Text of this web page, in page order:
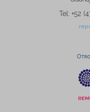
Tel: +52